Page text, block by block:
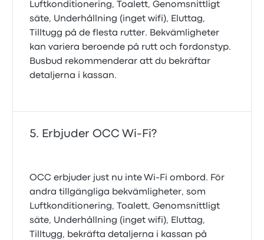
Luftkonditionering, Toalett, Genomsnittligt
säte, Underhållning (inget wifi), Eluttag,
Tilltugg på de flesta rutter. Bekvämligheter
kan variera beroende på rutt och fordonstyp.
Busbud rekommenderar att du bekräftar
detaljerna i kassan.
Erbjuder OCC Wi-Fi?
OCC erbjuder just nu inte Wi-Fi ombord. För
andra tillgängliga bekvämligheter, som
Luftkonditionering, Toalett, Genomsnittligt
säte, Underhållning (inget wifi), Eluttag,
Tilltugg, bekräfta detaljerna i kassan på